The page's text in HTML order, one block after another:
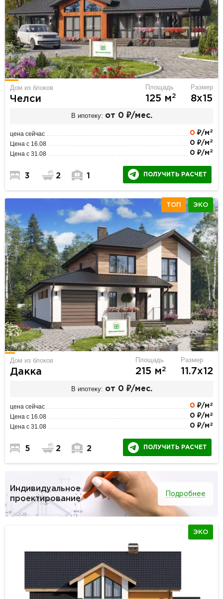
Дом из блоков
Челси
Площадь
125 м2
Размер
8х15
В ипотеку: от 0 ₽/мес.
цена сейчас 0 ₽/м 2
Цена с 16.08 0 ₽/м 2
Цена с 31.08 0 ₽/м 2
3 2 1 ПОЛУЧИТЬ РАСЧЕТ
ТОП ЭКО
Дом из блоков
Дакка
Площадь
215 м2
Размер
11.7х12
В ипотеку: от 0 ₽/мес.
цена сейчас 0 ₽/м 2
Цена с 16.08 0 ₽/м 2
Цена с 31.08 0 ₽/м 2
5 2 2 ПОЛУЧИТЬ РАСЧЕТ
Индивидуальное
проектирование
Подробнее
ЭКО